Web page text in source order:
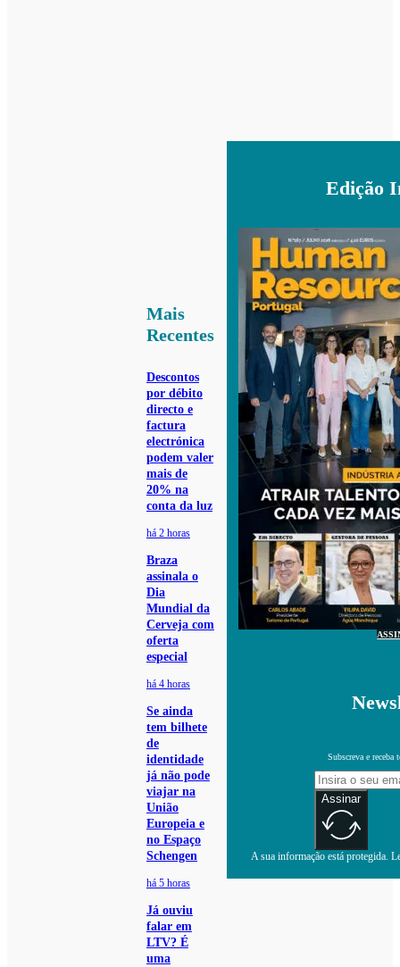
Mais
Recentes
Descontos
por débito
directo e
factura
electrónica
podem valer
mais de
20% na
conta da luz
há 2 horas
Braza
assinala o
Dia
Mundial da
Cerveja com
oferta
especial
há 4 horas
Se ainda
tem bilhete
de
identidade
já não pode
viajar na
União
Europeia e
no Espaço
Schengen
há 5 horas
Já ouviu
falar em
LTV? É
uma
Edição
Subscreva e receba
Assinar
A sua informação está protegida.